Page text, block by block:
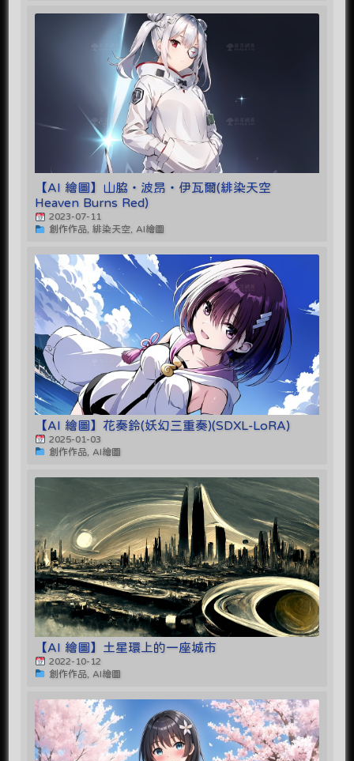
【AI 繪圖】山脇‧波昂‧伊瓦爾(緋染天空
Heaven Burns Red)
2023-07-11
創作作品, 緋染天空, AI繪圖
【AI 繪圖】花奏鈴(妖幻三重奏)(SDXL-LoRA)
2025-01-03
創作作品, AI繪圖
【AI 繪圖】土星環上的一座城市
2022-10-12
創作作品, AI繪圖